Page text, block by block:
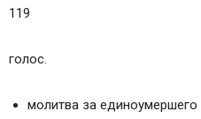
119
голос.
молитва за